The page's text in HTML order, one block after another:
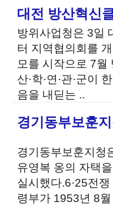
대전 방산혁신
방위사업청은 3일
터 지역협의회를
모를 시작으로 7
산·학·연·관·군이
음을 내딛는 ..
경기동부보훈
경기동부보훈지청
유영복 옹의 자택
실시했다.6·25전
령부가 1953년 8